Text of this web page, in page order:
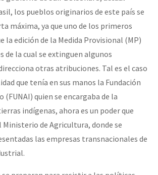
contra a Humanidade”
globales por la libertad de Jesús
Bem Virá” se publica no Estado Espanhol
o mundo saiba! Nossas lutas pela
los pueblos originarios de este país se
máxima, ya que uno de los primeros
la edición de la Medida Provisional (MP)
de la cual se extinguen algunos
otras atribuciones. Tal es el caso
que tenía en sus manos la Fundación
(FUNAI) quien se encargaba de la
indígenas, ahora es un poder que
Ministerio de Agricultura, donde se
las empresas transnacionales de